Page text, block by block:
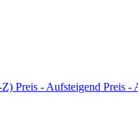
Z) Preis - Aufsteigend Preis -